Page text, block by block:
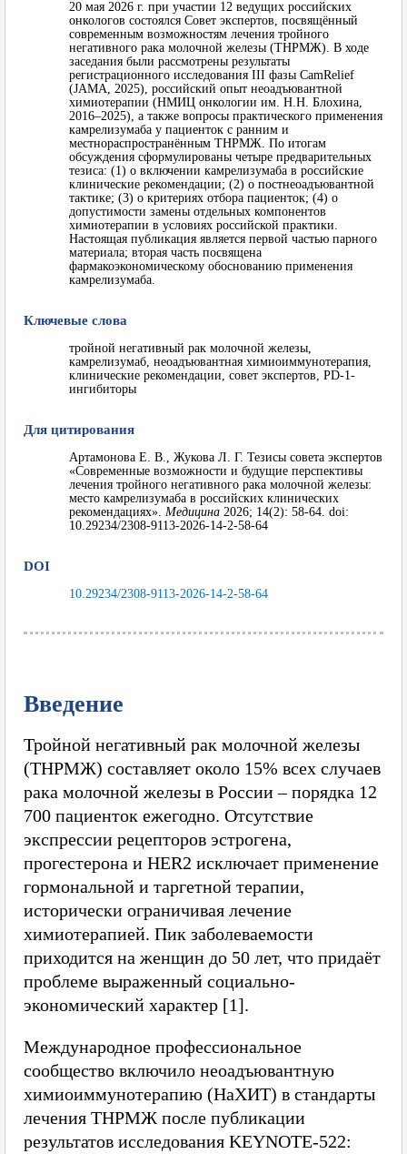
20 мая 2026 г. при участии 12 ведущих российских
онкологов состоялся Совет экспертов, посвящённый
современным возможностям лечения тройного
негативного рака молочной железы (ТНРМЖ). В ходе
заседания были рассмотрены результаты
регистрационного исследования III фазы CamRelief
(JAMA, 2025), российский опыт неоадъювантной
химиотерапии (НМИЦ онкологии им. Н.Н. Блохина,
2016–2025), а также вопросы практического применения
камрелизумаба у пациенток с ранним и
местнораспространённым ТНРМЖ. По итогам
обсуждения сформулированы четыре предварительных
тезиса: (1) о включении камрелизумаба в российские
клинические рекомендации; (2) о постнеоадъювантной
тактике; (3) о критериях отбора пациенток; (4) о
допустимости замены отдельных компонентов
химиотерапии в условиях российской практики.
Настоящая публикация является первой частью парного
материала; вторая часть посвящена
фармакоэкономическому обоснованию применения
камрелизумаба.
Ключевые слова
тройной негативный рак молочной железы,
камрелизумаб, неоадъювантная химиоиммунотерапия,
клинические рекомендации, совет экспертов, PD-1-
ингибиторы
Для цитирования
Артамонова Е. В., Жукова Л. Г. Тезисы совета экспертов
«Современные возможности и будущие перспективы
лечения тройного негативного рака молочной железы:
место камрелизумаба в российских клинических
рекомендациях». Медицина 2026; 14(2): 58-64. doi:
10.29234/2308-9113-2026-14-2-58-64
DOI
10.29234/2308-9113-2026-14-2-58-64
Введение
Тройной негативный рак молочной железы
(ТНРМЖ) составляет около 15% всех случаев
рака молочной железы в России – порядка 12
700 пациенток ежегодно. Отсутствие
экспрессии рецепторов эстрогена,
прогестерона и HER2 исключает применение
гормональной и таргетной терапии,
исторически ограничивая лечение
химиотерапией. Пик заболеваемости
приходится на женщин до 50 лет, что придаёт
проблеме выраженный социально-
экономический характер [1].
Международное профессиональное
сообщество включило неоадъювантную
химиоиммунотерапию (НаХИТ) в стандарты
лечения ТНРМЖ после публикации
результатов исследования KEYNOTE-522: